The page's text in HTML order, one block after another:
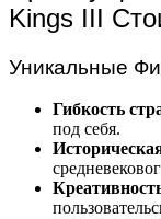
Kings III
Уникальные
Гибкость
под себя.